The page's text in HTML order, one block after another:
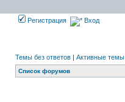
Регистрация Вход
Темы без ответов | Активные темы
Список форумов